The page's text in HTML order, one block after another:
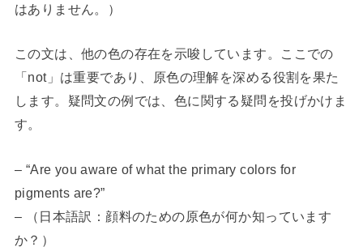
はありません。）
この文は、他の色の存在を示唆しています。ここでの
「not」は重要であり、原色の理解を深める役割を果た
します。疑問文の例では、色に関する疑問を投げかけま
す。
– “Are you aware of what the primary colors for
pigments are?”
– （日本語訳：顔料のための原色が何か知っています
か？）